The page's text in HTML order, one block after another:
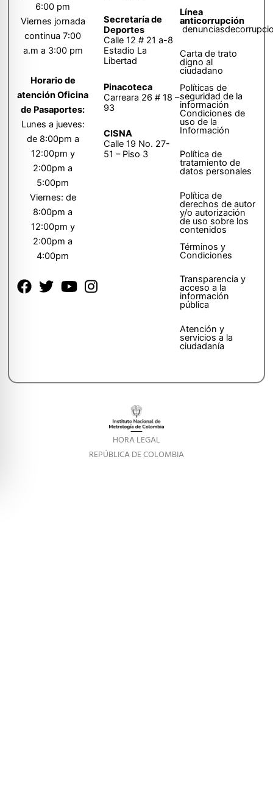
6:00 pm
Viernes jornada
continua 7:00
a.m a 3:00 pm
Horario de
atención Oficina
de Pasaportes:
Lunes a jueves:
de 8:00pm a
12:00pm y
2:00pm a
5:00pm
Viernes: de
8:00pm a
12:00pm y
2:00pm a
4:00pm
Secretaría de
Deportes
Calle 12 # 21 a-8
Estadio La
Libertad
Pinacoteca
Carreara 26 # 18 –
93
CISNA
Calle 19 No. 27-
51 – Piso 3
Línea
anticorrupción
Carta de trato
digno al
ciudadano
Políticas de
seguridad de la
información
Condiciones de
uso de la
Información
Política de
tratamiento de
datos personales
Política de
derechos de autor
y/o autorización
de uso sobre los
contenidos
Términos y
Condiciones
Transparencia y
acceso a la
información
pública
Atención y
servicios a la
ciudadanía
HORA LEGAL
REPÚBLICA DE COLOMBIA